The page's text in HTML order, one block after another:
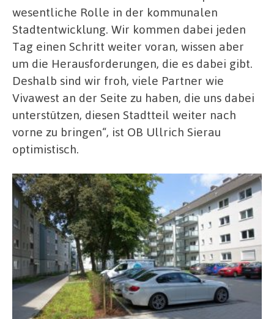
wesentliche Rolle in der kommunalen
Stadtentwicklung. Wir kommen dabei jeden
Tag einen Schritt weiter voran, wissen aber
um die Herausforderungen, die es dabei gibt.
Deshalb sind wir froh, viele Partner wie
Vivawest an der Seite zu haben, die uns dabei
unterstützen, diesen Stadtteil weiter nach
vorne zu bringen“, ist OB Ullrich Sierau
optimistisch.